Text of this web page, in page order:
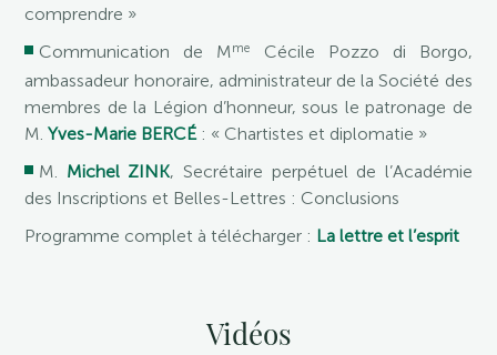
comprendre »
Communication de Mme
Cécile Pozzo di Borgo,
ambassadeur honoraire, administrateur de la Société des
membres de la Légion d’honneur, sous le patronage de
M.Yves-Marie BERCÉ: « Chartistes et diplomatie »
M. Michel ZINK, Secrétaire perpétuel de l’Académie
des Inscriptions et Belles-Lettres : Conclusions
Programme complet à télécharger : La lettre et l’esprit
Vidéos